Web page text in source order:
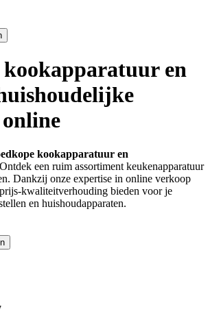
en
kookapparatuur en
een ruim assortiment keukenapparatuur
Dankzij onze expertise in online verkoop
kwaliteitverhouding bieden voor je
en huishoudapparaten.